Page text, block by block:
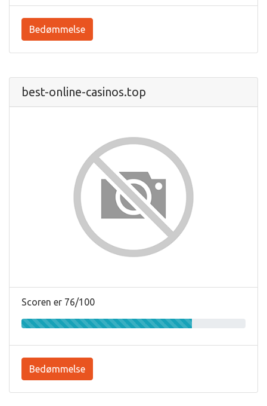
Bedømmelse
best-online-casinos.top
Scoren er 76/100
Bedømmelse